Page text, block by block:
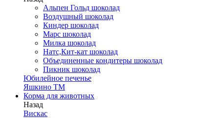
Альпен Гольд шоколад
Воздушный шоколад
Киндер шоколад
Марс шоколад
Милка шоколад
Натс,Кит-кат шоколад
Объединенные кондитеры шоколад
Пикник шоколад
Юбилейное печенье
Яшкино ТМ
Корма для животных
Назад
Вискас